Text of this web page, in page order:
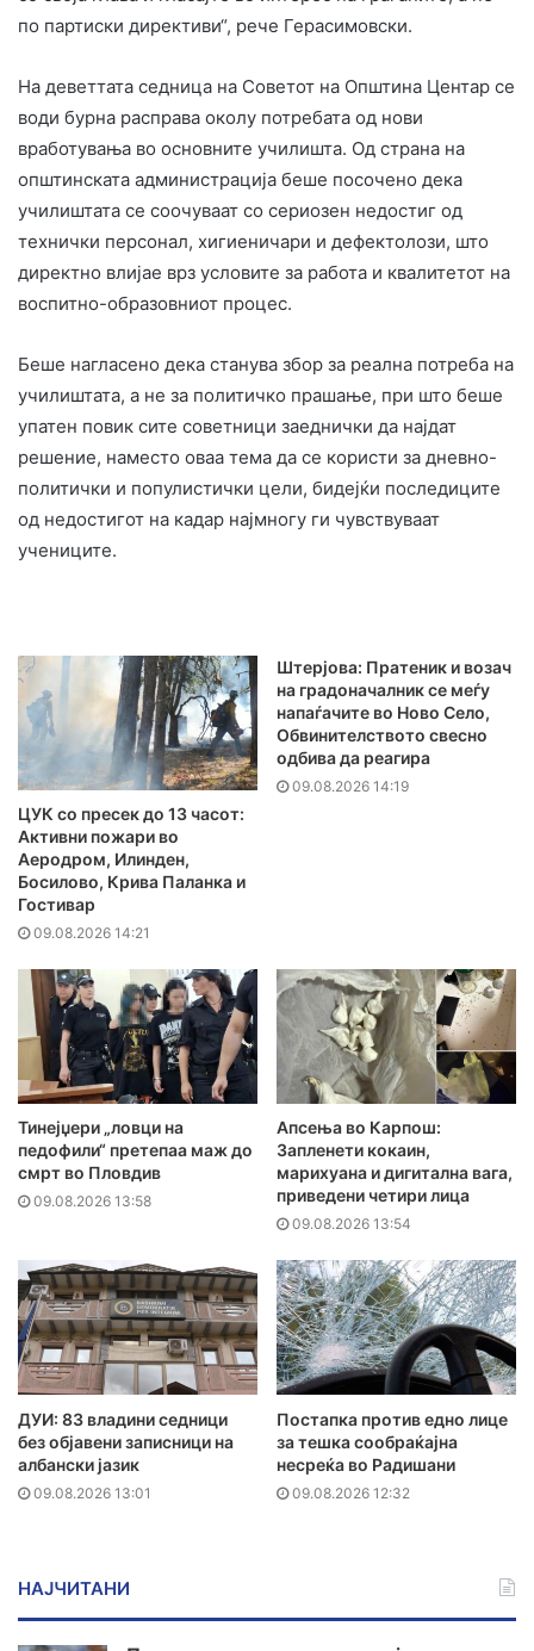
по партиски директиви“, рече Герасимовски.
На деветтата седница на Советот на Општина Центар се
води бурна расправа околу потребата од нови
вработувања во основните училишта. Од страна на
општинската администрација беше посочено дека
училиштата се соочуваат со сериозен недостиг од
технички персонал, хигиеничари и дефектолози, што
директно влијае врз условите за работа и квалитетот на
воспитно-образовниот процес.
Беше нагласено дека станува збор за реална потреба на
училиштата, а не за политичко прашање, при што беше
упатен повик сите советници заеднички да најдат
решение, наместо оваа тема да се користи за дневно-
политички и популистички цели, бидејќи последиците
од недостигот на кадар најмногу ги чувствуваат
учениците.
ЦУК со пресек до 13 часот:
Активни пожари во
Аеродром, Илинден,
Босилово, Крива Паланка и
Гостивар
09.08.2026 14:21
Штерјова: Пратеник и возач
на градоначалник се меѓу
напаѓачите во Ново Село,
Обвинителството свесно
одбива да реагира
09.08.2026 14:19
Тинејџери „ловци на
педофили“ претепаа маж до
смрт во Пловдив
09.08.2026 13:58
Апсења во Карпош:
Запленети кокаин,
марихуана и дигитална вага,
приведени четири лица
09.08.2026 13:54
ДУИ: 83 владини седници
без објавени записници на
албански јазик
09.08.2026 13:01
Постапка против едно лице
за тешка сообраќајна
несреќа во Радишани
09.08.2026 12:32
НАЈЧИТАНИ